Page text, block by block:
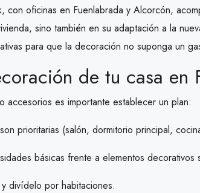
con oficinas en Fuenlabrada y Alcorcón,
sino también en su adaptación a la
para que la decoración no suponga un
de tu casa en
accesorios es importante establecer un plan:
prioritarias (salón, dormitorio principal,
básicas frente a elementos decorativos
divídelo por habitaciones.